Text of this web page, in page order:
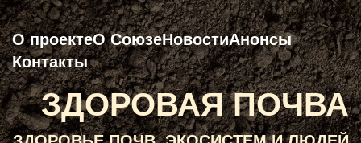
О проектеО СоюзеНовостиАнонсы
Контакты
ЗДОРОВАЯ ПОЧВА